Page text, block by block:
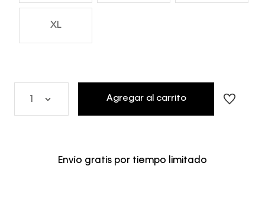
XL
Agregar al carrito
Envío gratis por tiempo limitado